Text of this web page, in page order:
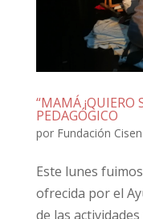
“MAMÁ ¡QUIERO
PEDAGÓGICO
por Fundación Cisen
Este lunes
ofrecida por el
de las